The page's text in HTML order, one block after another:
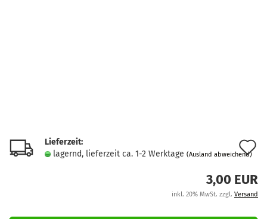
Lieferzeit:
lagernd, lieferzeit ca. 1-2 Werktage (Ausland abweichend)
3,00 EUR
inkl. 20% MwSt. zzgl. Versand